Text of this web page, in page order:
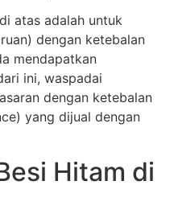
atas adalah untuk
dengan ketebalan
mendapatkan
ini, waspadai
dengan ketebalan
yang dijual dengan
Hitam di